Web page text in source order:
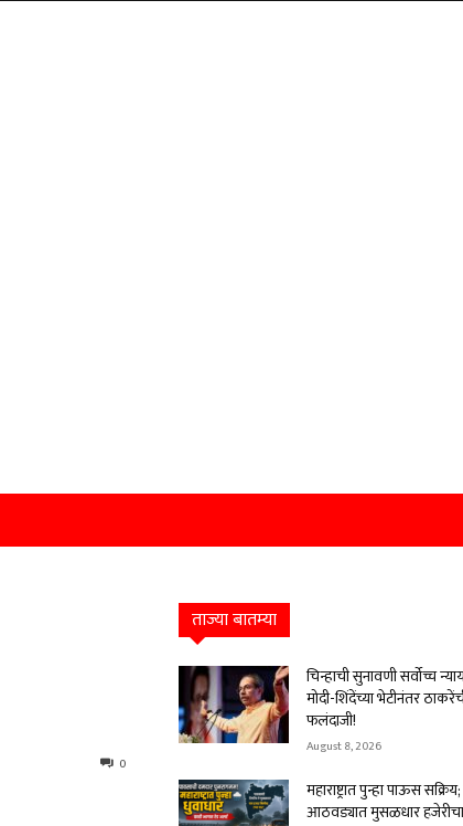
0
ताज्या बातम्या
चिन्हाची सुनावणी सर्वोच्च
मोदी-शिंदेंच्या भेटीनंतर
फलंदाजी!
August 8, 2026
महाराष्ट्रात पुन्हा पाऊस
आठवड्यात मुसळधार